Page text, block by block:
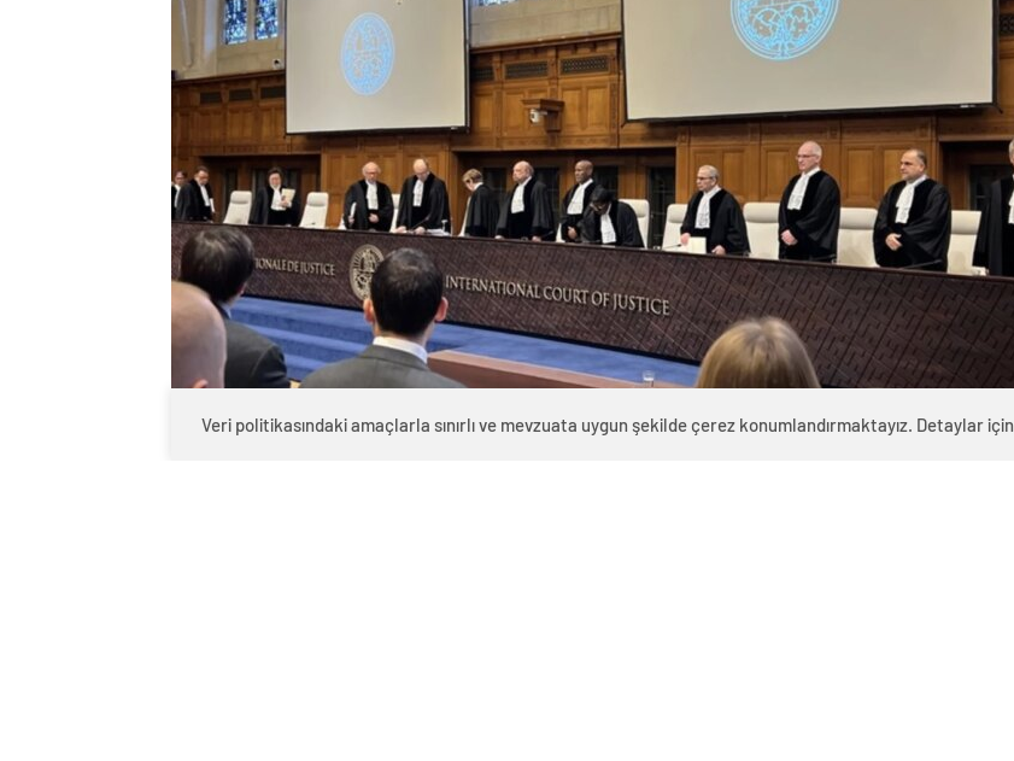
Veri politikasındaki amaçlarla sınırlı ve mevzuata uygun şekilde çerez konumlandırmaktayız. Detaylar için